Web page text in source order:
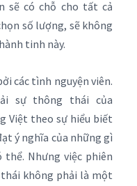
sẽ có chỗ cho tất cả
số lượng, sẽ không
tinh này.
các tình nguyện viên.
sự thông thái của
Việt theo sự hiểu biết
ý nghĩa của những gì
Nhưng việc phiên
không phải là một